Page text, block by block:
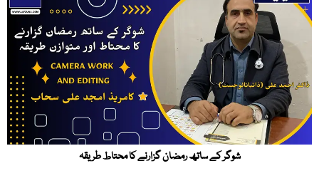
شوگر کے ساتھ رمضان گزارنے کا محتاط طریقہ